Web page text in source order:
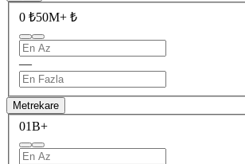
0 ₺50M+ ₺
—
Metrekare
01B+